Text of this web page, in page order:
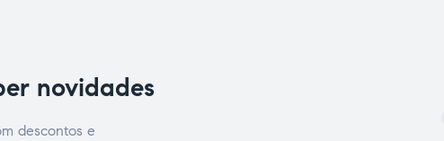
novidades
descontos e